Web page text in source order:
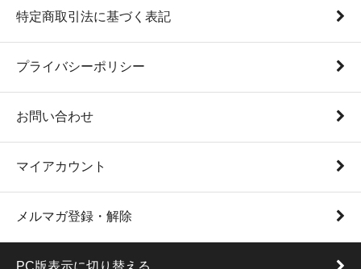
特定商取引法に基づく表記
プライバシーポリシー
お問い合わせ
マイアカウント
メルマガ登録・解除
PC版表示に切り替える